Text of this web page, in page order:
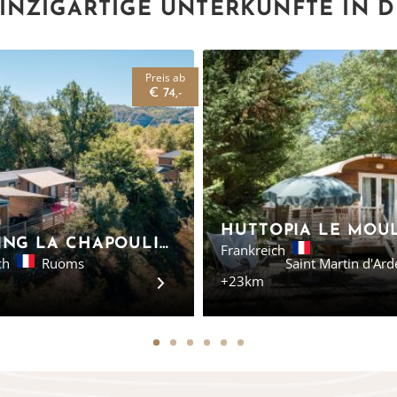
UNTERKÜNFTE IN
CAMPING LA CHAPOULIÈRE - GLAMPING ARDÈCHE
Ruoms
Preis ab
€ 74,-
Frankreich
Saint Martin
+23km